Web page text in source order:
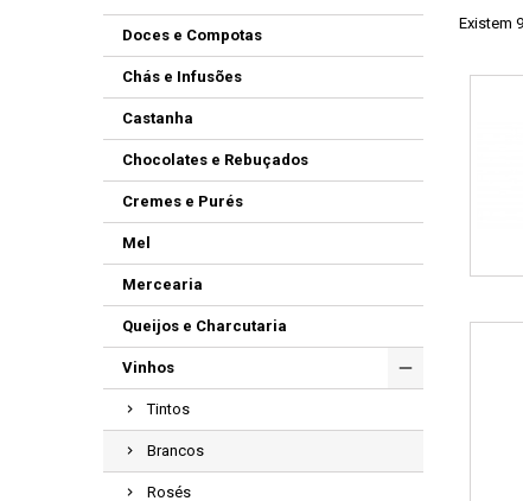
Doces e Compotas
Chás e Infusões
Castanha
Chocolates e Rebuçados
Cremes e Purés
Mel
Mercearia
Queijos e Charcutaria
Vinhos
Tintos
Brancos
Rosés
Existem